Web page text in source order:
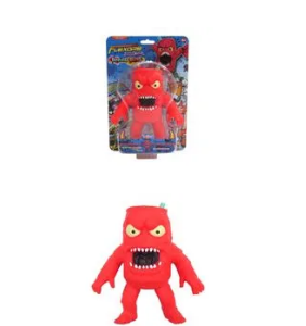
Creatividad y Arte
Figuras de Acción
Gadgets y Electrónicos
Lanzadores
Muñecas
Construcción